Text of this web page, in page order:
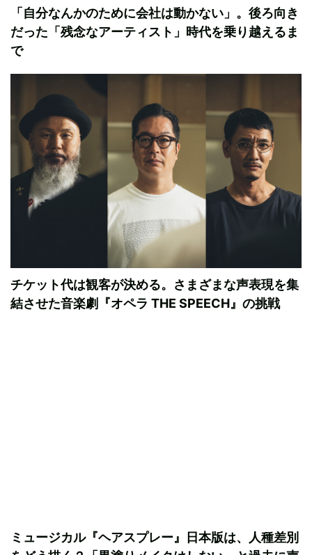
「自分なんかのために会社は動かない」。後ろ向き
だった「残念なアーティスト」時代を乗り越えるま
で
チケット代は観客が決める。さまざまな声表現を集
結させた音楽劇『オペラ THE SPEECH』の挑戦
ミュージカル『ヘアスプレー』日本版は、人種差別